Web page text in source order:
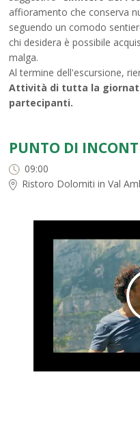
affioramento che conserva
seguendo un comodo
chi desidera è possibile
malga.
Al termine dell'escursione,
Attività di tutta la
partecipanti.
PUNTO DI
09:00
Ristoro Dolomiti in Val